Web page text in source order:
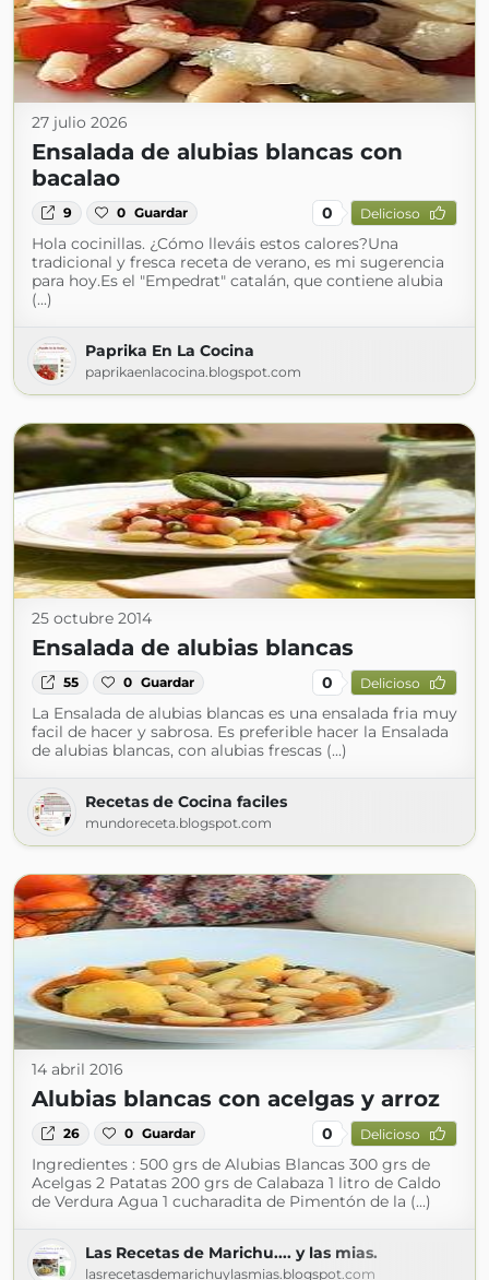
27 julio 2026
Ensalada de alubias blancas con
bacalao
9 0 Guardar 0 Delicioso
Hola cocinillas. ¿Cómo lleváis estos calores?Una
tradicional y fresca receta de verano, es mi sugerencia
para hoy.Es el "Empedrat" catalán, que contiene alubia
(...)
Paprika En La Cocina
paprikaenlacocina.blogspot.com
25 octubre 2014
Ensalada de alubias blancas
55 0 Guardar 0 Delicioso
La Ensalada de alubias blancas es una ensalada fria muy
facil de hacer y sabrosa. Es preferible hacer la Ensalada
de alubias blancas, con alubias frescas (...)
Recetas de Cocina faciles
mundoreceta.blogspot.com
14 abril 2016
Alubias blancas con acelgas y arroz
26 0 Guardar 0 Delicioso
Ingredientes : 500 grs de Alubias Blancas 300 grs de
Acelgas 2 Patatas 200 grs de Calabaza 1 litro de Caldo
de Verdura Agua 1 cucharadita de Pimentón de la (...)
Las Recetas de Marichu.... y las mias.
lasrecetasdemarichuylasmias.blogspot.com